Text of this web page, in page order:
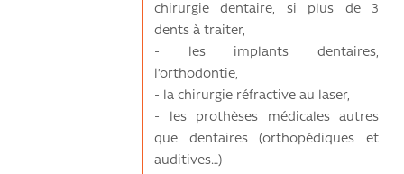
chirurgie dentaire, si plus de 3
dents à traiter,
- les implants dentaires,
l’orthodontie,
- la chirurgie réfractive au laser,
- les prothèses médicales autres
que dentaires (orthopédiques et
auditives…)